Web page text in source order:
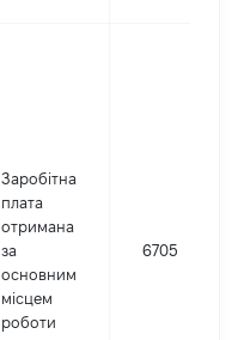
Заробітна
плата
отримана
за
основним
місцем
роботи
6705